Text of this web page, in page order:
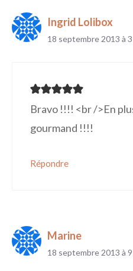
Ingrid Lolibox
18 septembre 2013 à
Bravo !!!! <br />En
gourmand !!!!
Répondre
Marine
18 septembre 2013 à